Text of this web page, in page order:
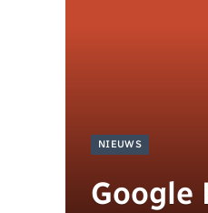
NIEUWS
Google